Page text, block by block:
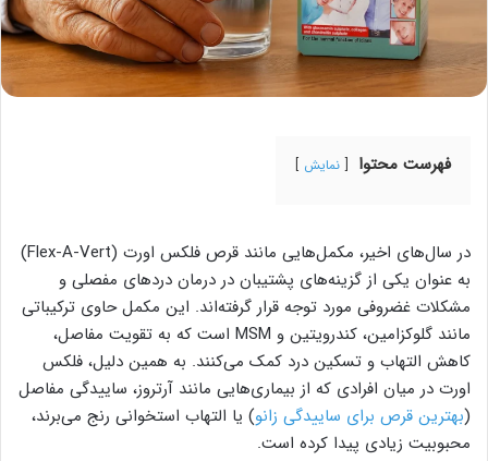
فهرست محتوا نمایش
در سال‌های اخیر، مکمل‌هایی مانند قرص فلکس اورت (Flex-A-Vert)
به عنوان یکی از گزینه‌های پشتیبان در درمان دردهای مفصلی و
مشکلات غضروفی مورد توجه قرار گرفته‌اند. این مکمل حاوی ترکیباتی
مانند گلوکزامین، کندرویتین و MSM است که به تقویت مفاصل،
کاهش التهاب و تسکین درد کمک می‌کنند. به همین دلیل، فلکس
اورت در میان افرادی که از بیماری‌هایی مانند آرتروز، ساییدگی مفاصل
(بهترین قرص برای ساییدگی زانو) یا التهاب استخوانی رنج می‌برند،
محبوبیت زیادی پیدا کرده است.